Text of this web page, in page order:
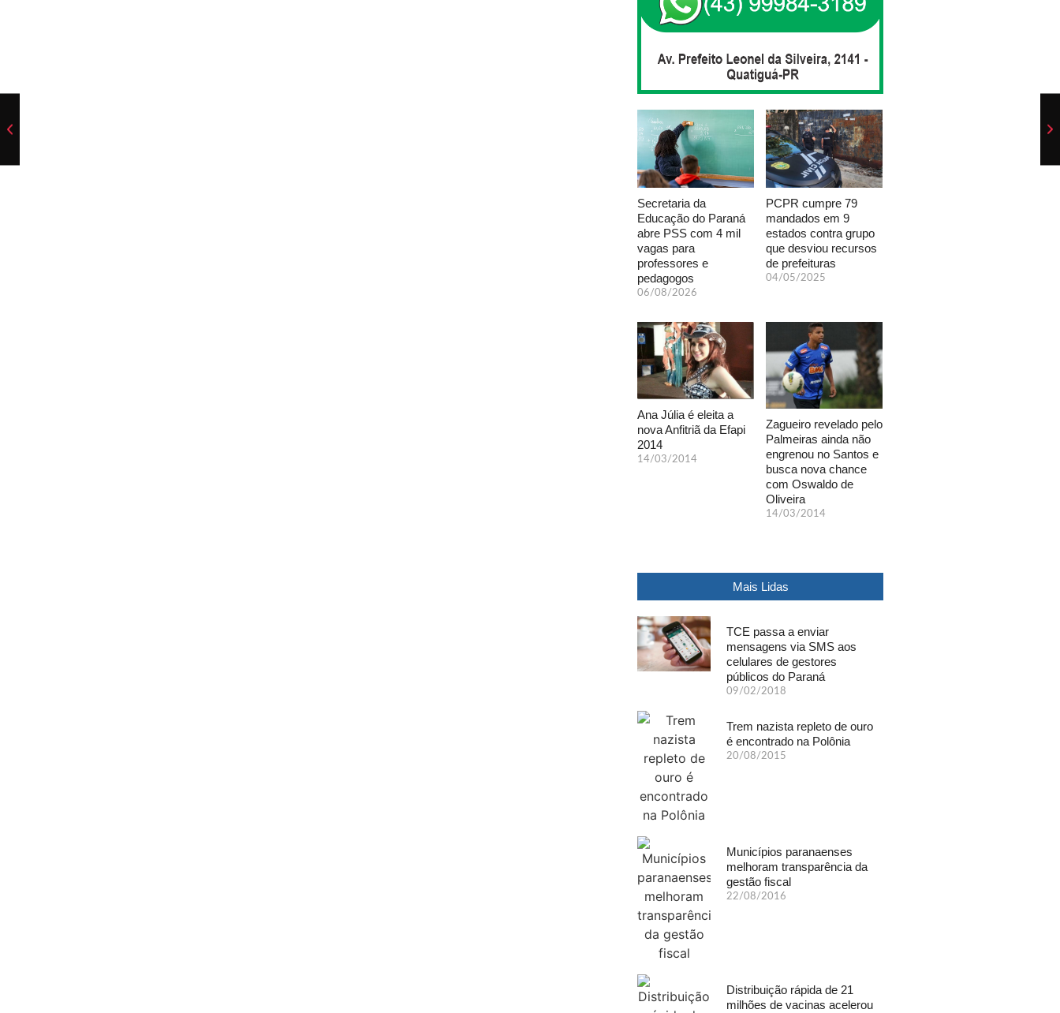
Secretaria da
Educação do Paraná
abre PSS com 4 mil
vagas para
professores e
pedagogos
06/08/2026
PCPR cumpre 79
mandados em 9
estados contra grupo
que desviou recursos
de prefeituras
04/05/2025
Ana Júlia é eleita a
nova Anfitriã da Efapi
2014
14/03/2014
Zagueiro revelado pelo
Palmeiras ainda não
engrenou no Santos e
busca nova chance
com Oswaldo de
Oliveira
14/03/2014
Mais Lidas
TCE passa a enviar
mensagens via SMS aos
celulares de gestores
públicos do Paraná
09/02/2018
Trem nazista repleto de ouro
é encontrado na Polônia
20/08/2015
Municípios paranaenses
melhoram transparência da
gestão fiscal
22/08/2016
Distribuição rápida de 21
milhões de vacinas acelerou